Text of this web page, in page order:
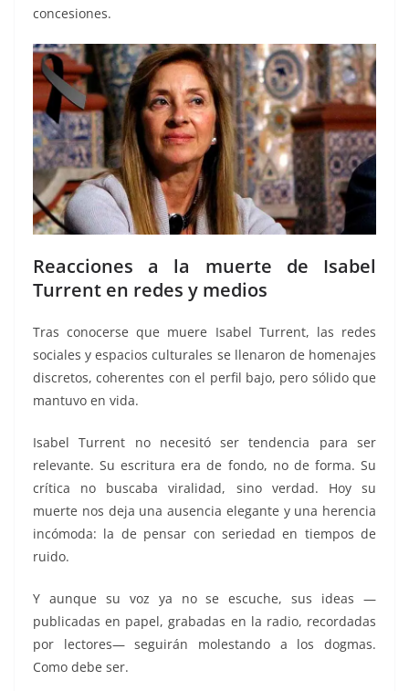
concesiones.
Reacciones a la muerte de Isabel
Turrent en redes y medios
Tras conocerse que muere Isabel Turrent, las redes
sociales y espacios culturales se llenaron de homenajes
discretos, coherentes con el perfil bajo, pero sólido que
mantuvo en vida.
Isabel Turrent no necesitó ser tendencia para ser
relevante. Su escritura era de fondo, no de forma. Su
crítica no buscaba viralidad, sino verdad. Hoy su
muerte nos deja una ausencia elegante y una herencia
incómoda: la de pensar con seriedad en tiempos de
ruido.
Y aunque su voz ya no se escuche, sus ideas —
publicadas en papel, grabadas en la radio, recordadas
por lectores— seguirán molestando a los dogmas.
Como debe ser.